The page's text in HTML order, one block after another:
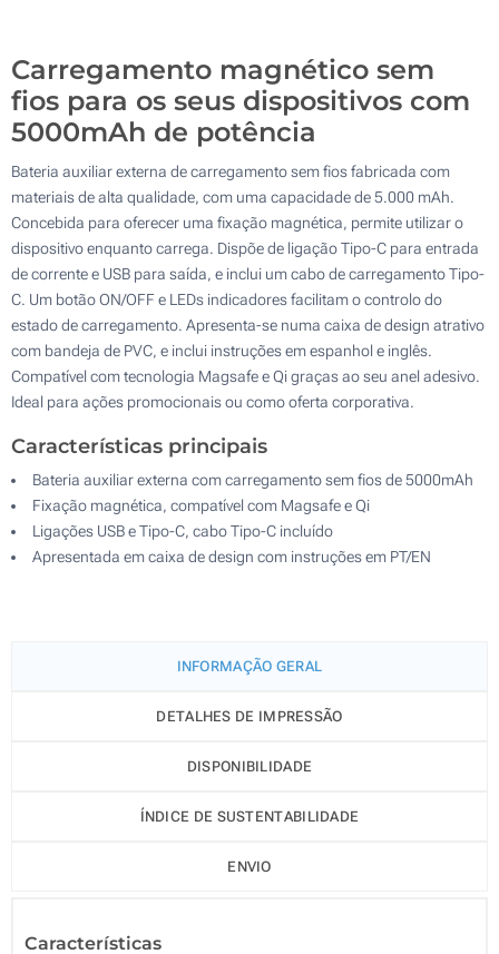
Carregamento magnético sem
fios para os seus dispositivos com
5000mAh de potência
Bateria auxiliar externa de carregamento sem fios fabricada com
materiais de alta qualidade, com uma capacidade de 5.000 mAh.
Concebida para oferecer uma fixação magnética, permite utilizar o
dispositivo enquanto carrega. Dispõe de ligação Tipo-C para entrada
de corrente e USB para saída, e inclui um cabo de carregamento Tipo-
C. Um botão ON/OFF e LEDs indicadores facilitam o controlo do
estado de carregamento. Apresenta-se numa caixa de design atrativo
com bandeja de PVC, e inclui instruções em espanhol e inglês.
Compatível com tecnologia Magsafe e Qi graças ao seu anel adesivo.
Ideal para ações promocionais ou como oferta corporativa.
Características principais
Bateria auxiliar externa com carregamento sem fios de 5000mAh
Fixação magnética, compatível com Magsafe e Qi
Ligações USB e Tipo-C, cabo Tipo-C incluído
Apresentada em caixa de design com instruções em PT/EN
INFORMAÇÃO GERAL
DETALHES DE IMPRESSÃO
DISPONIBILIDADE
ÍNDICE DE SUSTENTABILIDADE
ENVIO
Características